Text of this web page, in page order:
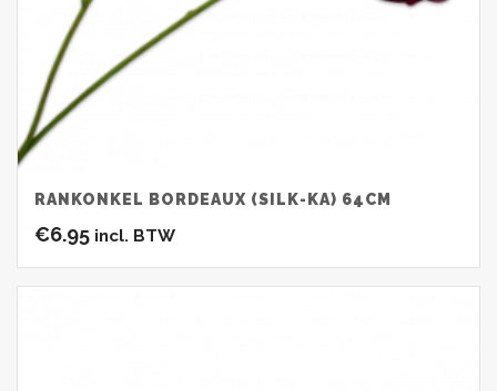
RANKONKEL BORDEAUX (SILK-KA) 64CM
€6.95 incl. BTW